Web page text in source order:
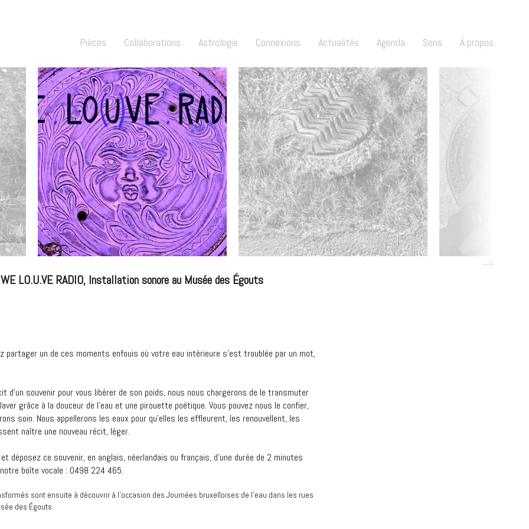
Pièces Collaborations Astrologie Connexions Actualités Agenda Sons À propos
WE LO.U.VE RADIO, Installation sonore au Musée des Égouts
partager un de ces moments enfouis où votre eau intérieure s’est troublée par un mot,
d’un souvenir pour vous libérer de son poids, nous nous chargerons de le transmuter
grâce à la douceur de l’eau et une pirouette poétique. Vous pouvez nous le confier,
soin. Nous appellerons les eaux pour qu’elles les effleurent, les renouvellent, les
naître une nouveau récit, léger.
déposez ce souvenir, en anglais, néerlandais ou français, d’une durée de 2 minutes
boîte vocale : 0498 224 465.
sont ensuite à découvrir à l’occasion des Journées bruxelloises de l’eau dans les rues
des Égouts.